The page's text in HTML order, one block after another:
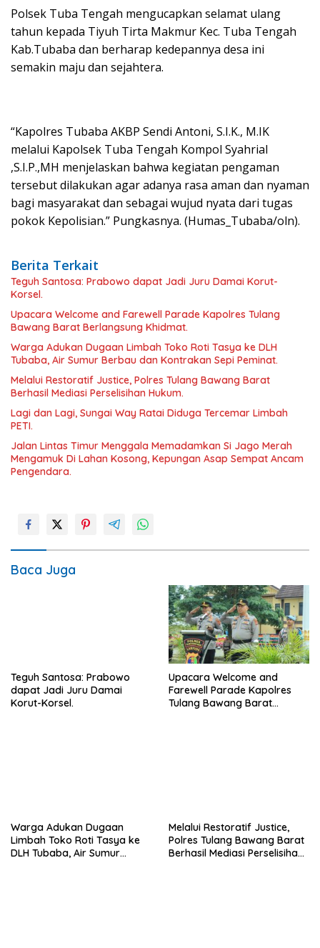
Polsek Tuba Tengah mengucapkan selamat ulang
tahun kepada Tiyuh Tirta Makmur Kec. Tuba Tengah
Kab.Tubaba dan berharap kedepannya desa ini
semakin maju dan sejahtera.
“Kapolres Tubaba AKBP Sendi Antoni, S.I.K., M.IK
melalui Kapolsek Tuba Tengah Kompol Syahrial
,S.I.P.,MH menjelaskan bahwa kegiatan pengaman
tersebut dilakukan agar adanya rasa aman dan nyaman
bagi masyarakat dan sebagai wujud nyata dari tugas
pokok Kepolisian.” Pungkasnya. (Humas_Tubaba/oln).
Berita Terkait
Teguh Santosa: Prabowo dapat Jadi Juru Damai Korut-
Korsel.
Upacara Welcome and Farewell Parade Kapolres Tulang
Bawang Barat Berlangsung Khidmat.
Warga Adukan Dugaan Limbah Toko Roti Tasya ke DLH
Tubaba, Air Sumur Berbau dan Kontrakan Sepi Peminat.
Melalui Restoratif Justice, Polres Tulang Bawang Barat
Berhasil Mediasi Perselisihan Hukum.
Lagi dan Lagi, Sungai Way Ratai Diduga Tercemar Limbah
PETI.
Jalan Lintas Timur Menggala Memadamkan Si Jago Merah
Mengamuk Di Lahan Kosong, Kepungan Asap Sempat Ancam
Pengendara.
Baca Juga
Teguh Santosa: Prabowo
dapat Jadi Juru Damai
Korut-Korsel.
Upacara Welcome and
Farewell Parade Kapolres
Tulang Bawang Barat
Warga Adukan Dugaan
Limbah Toko Roti Tasya ke
DLH Tubaba, Air Sumur
Melalui Restoratif Justice,
Polres Tulang Bawang Barat
Berhasil Mediasi Perselisihan